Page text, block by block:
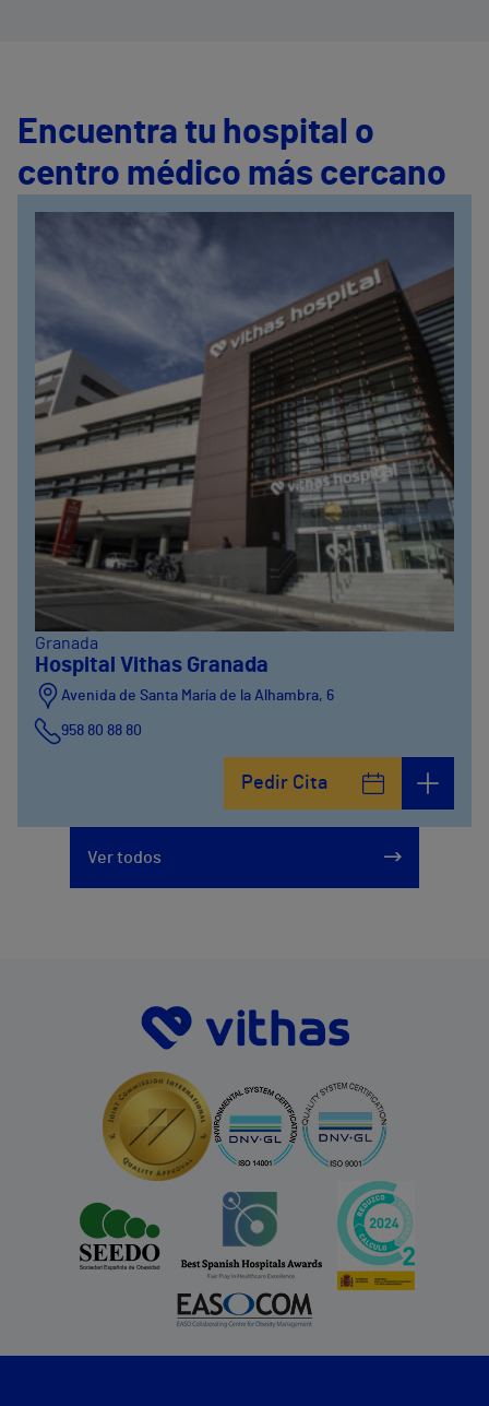
Encuentra tu hospital o
centro médico más cercano
Granada
Hospital Vithas Granada
Avenida de Santa María de la Alhambra, 6
958 80 88 80
Pedir Cita
Ver todos